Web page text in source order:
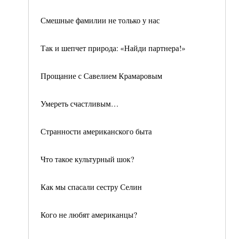
Смешные фамилии не только у нас
Так и шепчет природа: «Найди партнера!»
Прощание с Савелием Крамаровым
Умереть счастливым…
Странности американского быта
Что такое культурный шок?
Как мы спасали сестру Селин
Кого не любят американцы?